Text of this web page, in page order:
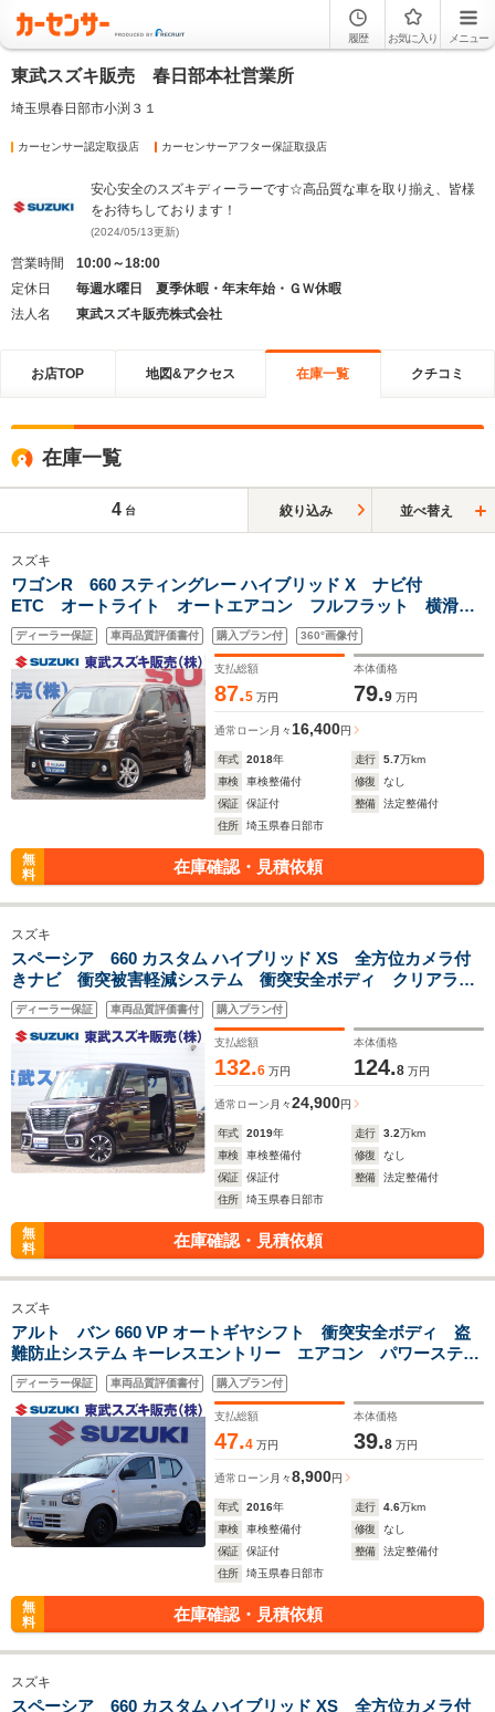
履歴 お気に入り メニュー
東武スズキ販売 春日部本社営業所
埼玉県春日部市小渕３１
カーセンサー認定取扱店 カーセンサーアフター保証取扱店
安心安全のスズキディーラーです☆高品質な車を取り揃え、皆様
をお待ちしております！
(2024/05/13更新)
営業時間
10:00～18:00
定休日
毎週水曜日 夏季休暇・年末年始・ＧＷ休暇
法人名
東武スズキ販売株式会社
お店TOP 地図&アクセス 在庫一覧 クチコミ
在庫一覧
4 台 絞り込み 並べ替え
スズキ
ワゴンR 660 スティングレー ハイブリッド X ナビ付
ETC オートライト オートエアコン フルフラット 横滑防
止 LED スマートキー&プッシュスタート 盗難防止システ
ム 衝突安全ボディ パワーステアリング ABS ベンチシー
ト
ディーラー保証 車両品質評価書付 購入プラン付 360°画像付
支払総額
87.5 万円
本体価格
79.9 万円
通常ローン 月々 16,400円
年式 2018年 走行 5.7万km
車検
車検整備付 修復
なし
保証
保証付 整備
法定整備付
住所
埼玉県春日部市
無
料
在庫確認・見積依頼
スズキ
スペーシア 660 カスタム ハイブリッド XS 全方位カメラ付
きナビ 衝突被害軽減システム 衝突安全ボディ クリアラン
スソナー 盗難防止システム キーレスエントリー スマート
キー アイドリングストップ ベンチシート フルフラット
ディーラー保証 車両品質評価書付 購入プラン付
支払総額
132.6 万円
本体価格
124.8 万円
通常ローン 月々24,900円
年式 2019年 走行 3.2万km
車検
車検整備付 修復
なし
保証
保証付 整備
法定整備付
住所
埼玉県春日部市
無
料
在庫確認・見積依頼
スズキ
アルト バン 660 VP オートギヤシフト 衝突安全ボディ 盗
難防止システム キーレスエントリー エアコン パワーステア
リング 運転席エアバッグ 助手席エアバッグ
ディーラー保証 車両品質評価書付 購入プラン付
支払総額
47.4 万円
本体価格
39.8 万円
通常ローン 月々8,900円
年式 2016年 走行 4.6万km
車検
車検整備付 修復
なし
保証
保証付 整備
法定整備付
住所
埼玉県春日部市
無
料
在庫確認・見積依頼
スズキ
スペーシア 660 カスタム ハイブリッド XS 全方位カメラ付